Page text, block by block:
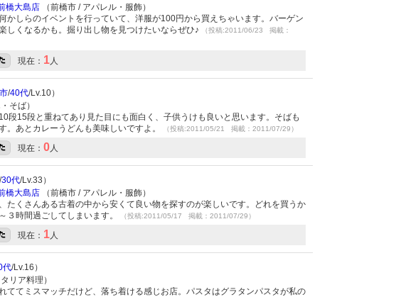
橋大島店 （前橋市 / アパレル・服飾）
かしらのイベントを行っていて、洋服が100円から買えちゃいます。バーゲン
しくなるかも。掘り出し物を見つけたいならぜひ♪
（投稿:2011/06/23 掲載：
現在： 1人
/40代/Lv.10）
そば）
段15段と重ねてあり見た目にも面白く、子供うけも良いと思います。そばも
。あとカレーうどんも美味しいですよ。
（投稿:2011/05/21 掲載：2011/07/29）
現在： 0人
/30代/Lv.33）
橋大島店 （前橋市 / アパレル・服飾）
たくさんある古着の中から安くて良い物を探すのが楽しいです。どれを買うか
３時間過ごしてしまいます。
（投稿:2011/05/17 掲載：2011/07/29）
現在： 1人
代/Lv.16）
リア料理）
ててミスマッチだけど、落ち着ける感じお店。パスタはグラタンパスタが私の